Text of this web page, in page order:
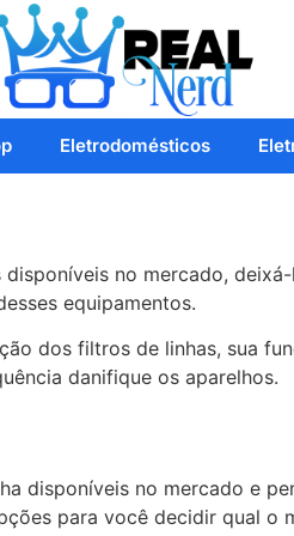
Eletrodomésticos
no mercado,
equipamentos.
dos filtros de linhas, sua
danifique os aparelhos.
disponíveis no mercado e
para você decidir qual o